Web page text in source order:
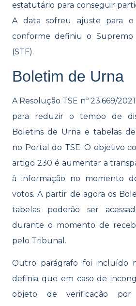
estatutário para conseguir
A data sofreu ajuste para
conforme definiu o Supremo
(STF).
Boletim de Urna
A Resolução TSE nº 23.669/
para reduzir o tempo de
Boletins de Urna e tabelas
no Portal do TSE. O objetivo
artigo 230 é aumentar a
à informação no momento
votos. A partir de agora os
tabelas poderão ser
durante o momento de
pelo Tribunal.
Outro parágrafo foi incluído
definia que em caso de
objeto de verificação por